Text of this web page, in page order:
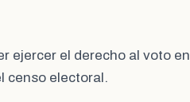
ejercer el derecho al voto en
censo electoral.